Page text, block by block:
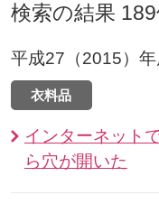
検索の結果
平成27（2015）年
衣料品
インターネット
ら穴が開いた